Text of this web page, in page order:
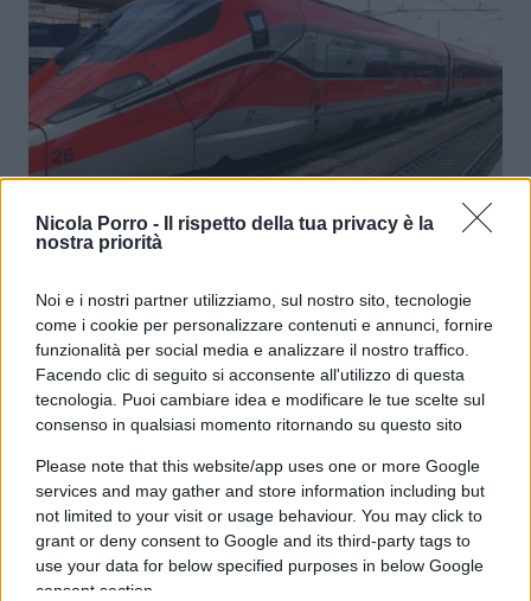
Nicola Porro -
Il rispetto della tua privacy è la
nostra priorità
Noi e i nostri partner utilizziamo, sul nostro sito, tecnologie
come i cookie per personalizzare contenuti e annunci, fornire
funzionalità per social media e analizzare il nostro traffico.
Facendo clic di seguito si acconsente all'utilizzo di questa
tecnologia. Puoi cambiare idea e modificare le tue scelte sul
consenso in qualsiasi momento ritornando su questo sito
Please note that this website/app uses one or more Google
services and may gather and store information including but
not limited to your visit or usage behaviour. You may click to
grant or deny consent to Google and its third-party tags to
use your data for below specified purposes in below Google
consent section.
Frecciarossa: dal primo luglio il
nuovo Napoli-Bari-Lecce
diEnrico Foscarini
31 Maggio 2026, 18:00
3.6k